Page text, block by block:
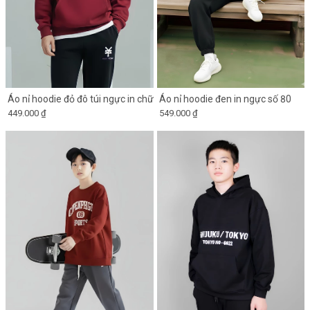
Áo nỉ hoodie đỏ đô túi ngực in chữ
449.000 ₫
Áo nỉ hoodie đen in ngực số 80
549.000 ₫